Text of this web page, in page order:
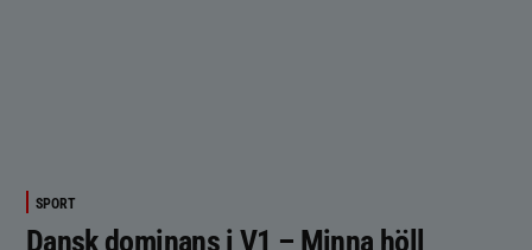
SPORT
Dansk dominans i V1 – Minna höll